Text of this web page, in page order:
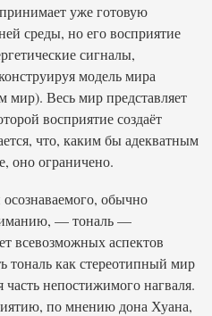
уже готовую
среды, но его восприятие
сигналы,
модель мира
Весь мир представляет
восприятие создаёт
что, каким бы адекватным
оно ограничено.
обычно
— тональ —
всевозможных аспектов
тональ как стереотипный мир
часть непостижимого нагваля.
по мнению дона Хуана,